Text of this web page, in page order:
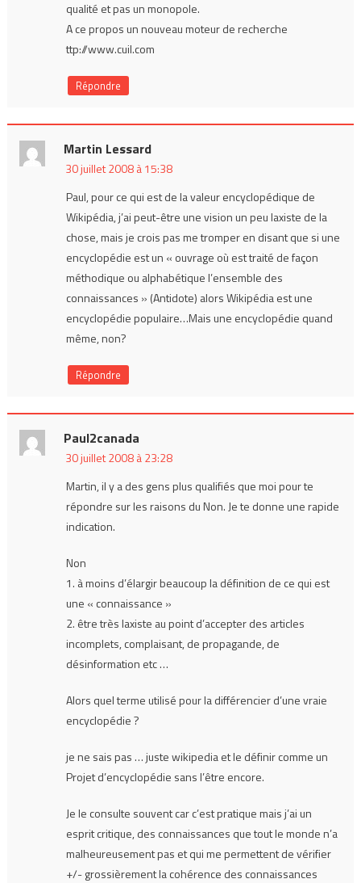
qualité et pas un monopole.
A ce propos un nouveau moteur de recherche
ttp://www.cuil.com
Répondre
Martin Lessard
30 juillet 2008 à 15:38
Paul, pour ce qui est de la valeur encyclopédique de
Wikipédia, j’ai peut-être une vision un peu laxiste de la
chose, mais je crois pas me tromper en disant que si une
encyclopédie est un « ouvrage où est traité de façon
méthodique ou alphabétique l’ensemble des
connaissances » (Antidote) alors Wikipédia est une
encyclopédie populaire…Mais une encyclopédie quand
même, non?
Répondre
Paul2canada
30 juillet 2008 à 23:28
Martin, il y a des gens plus qualifiés que moi pour te
répondre sur les raisons du Non. Je te donne une rapide
indication.
Non
1. à moins d’élargir beaucoup la définition de ce qui est
une « connaissance »
2. être très laxiste au point d’accepter des articles
incomplets, complaisant, de propagande, de
désinformation etc …
Alors quel terme utilisé pour la différencier d’une vraie
encyclopédie ?
je ne sais pas … juste wikipedia et le définir comme un
Projet d’encyclopédie sans l’être encore.
Je le consulte souvent car c’est pratique mais j’ai un
esprit critique, des connaissances que tout le monde n’a
malheureusement pas et qui me permettent de vérifier
+/- grossièrement la cohérence des connaissances